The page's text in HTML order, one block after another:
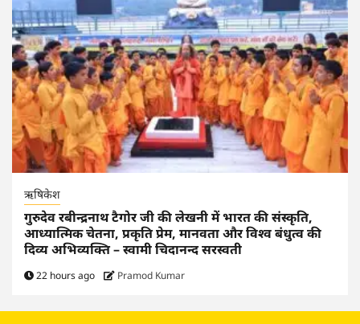
ऋषिकेश
गुरुदेव रबीन्द्रनाथ टैगोर जी की लेखनी में भारत की संस्कृति,
आध्यात्मिक चेतना, प्रकृति प्रेम, मानवता और विश्व बंधुत्व की
दिव्य अभिव्यक्ति – स्वामी चिदानन्द सरस्वती
22 hours ago Pramod Kumar